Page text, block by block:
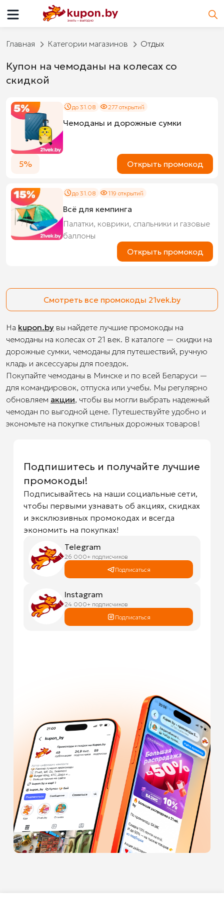
Главная Категории магазинов Отдых
Купон на чемоданы на колесах со
скидкой
до 31.08 277 открытий
Чемоданы и дорожные сумки
5% Открыть промокод
до 31.08 119 открытий
Всё для кемпинга
Палатки, коврики, спальники и газовые
баллоны
Открыть промокод
Смотреть все промокоды 21vek.by
На kupon.by вы найдете лучшие промокоды на
чемоданы на колесах от 21 век. В каталоге — скидки на
дорожные сумки, чемоданы для путешествий, ручную
кладь и аксессуары для поездок.
Покупайте чемоданы в Минске и по всей Беларуси —
для командировок, отпуска или учебы. Мы регулярно
обновляем акции, чтобы вы могли выбрать надежный
чемодан по выгодной цене. Путешествуйте удобно и
экономьте на покупке стильных дорожных товаров!
Подпишитесь и получайте лучшие
промокоды!
Подписывайтесь на наши социальные сети,
чтобы первыми узнавать об акциях, скидках
и эксклюзивных промокодах и всегда
экономить на покупках!
Telegram
26 000+ подписчиков
Подписаться
Instagram
24 000+ подписчиков
Подписаться